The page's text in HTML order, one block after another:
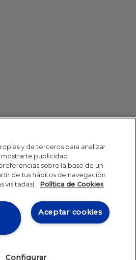
y de terceros para analizar
mostrarte publicidad
sobre la base de un
de tus hábitos de navegación
visitadas).
Política de Cookies
Aceptar cookies
Configurar